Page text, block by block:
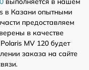
в Казани опытными
предоставляем
в качестве
MV 120 будет
заказа на сайте